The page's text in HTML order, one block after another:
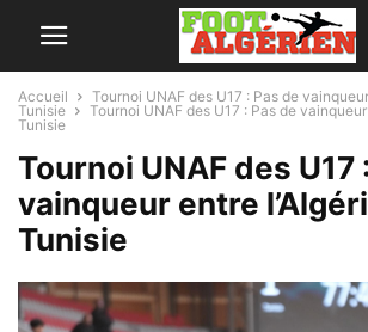
Accueil
Tournoi UNAF des U17 : Pas de
Tunisie
Tournoi UNAF des U17 : Pas de
Tunisie
Tournoi UNAF des U17
vainqueur entre
Tunisie